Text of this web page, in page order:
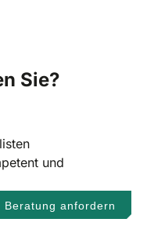
Sie?
und
Beratung anfordern